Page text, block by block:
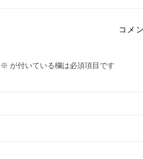
コメ
※ が付いている欄は必須項目です